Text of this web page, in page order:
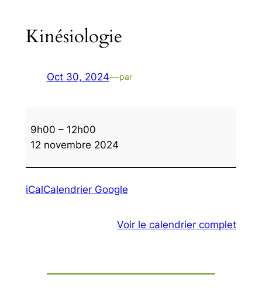
Kinésiologie
Oct 30, 2024—par
9h00 – 12h00
12 novembre 2024
iCalCalendrier Google
Voir le calendrier complet